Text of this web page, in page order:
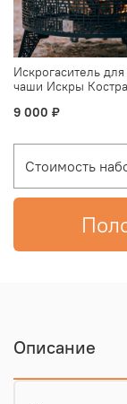
Искрогаситель
чаши Искры Костра
9 000 ₽
Стоимость
Описание